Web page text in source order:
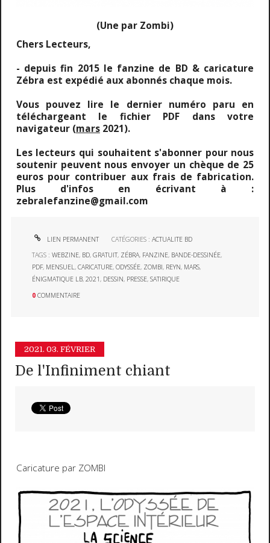
(Une par Zombi)
Chers Lecteurs,
- depuis fin 2015 le fanzine de BD & caricature
Zébra est expédié aux abonnés chaque mois.
Vous pouvez lire le dernier numéro paru en
téléchargeant le fichier PDF dans votre
navigateur (mars2021).
Les lecteurs qui souhaitent s'abonner pour nous
soutenir peuvent nous envoyer un chèque de 25
euros pour contribuer aux frais de fabrication.
Plus d'infos en écrivant à :
zebralefanzine@gmail.com
LIEN PERMANENT CATÉGORIES :ACTUALITE BD
TAGS :WEBZINE, BD,GRATUIT, ZÉBRA, FANZINE, BANDE-DESSINÉE,
PDF, MENSUEL,CARICATURE,ODYSSÉE, ZOMBI, REYN, MARS,
ÉNIGMATIQUE LB,2021, DESSIN, PRESSE,SATIRIQUE
0 COMMENTAIRE
2021. 03. FÉVRIER
De l'Infiniment chiant
Caricature par ZOMBI